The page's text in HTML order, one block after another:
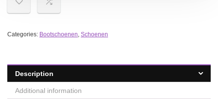
Categories: Bootschoenen, Schoenen
Description
Additional information